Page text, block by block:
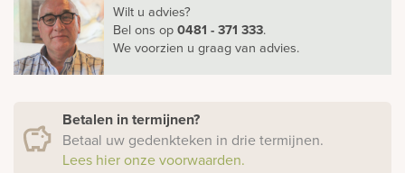
Wilt u advies?
Bel ons op0481 - 371 333.
We voorzien u graag van advies.
Betalen in termijnen?
Betaal uw gedenkteken in drie termijnen.
Lees hier onze voorwaarden.